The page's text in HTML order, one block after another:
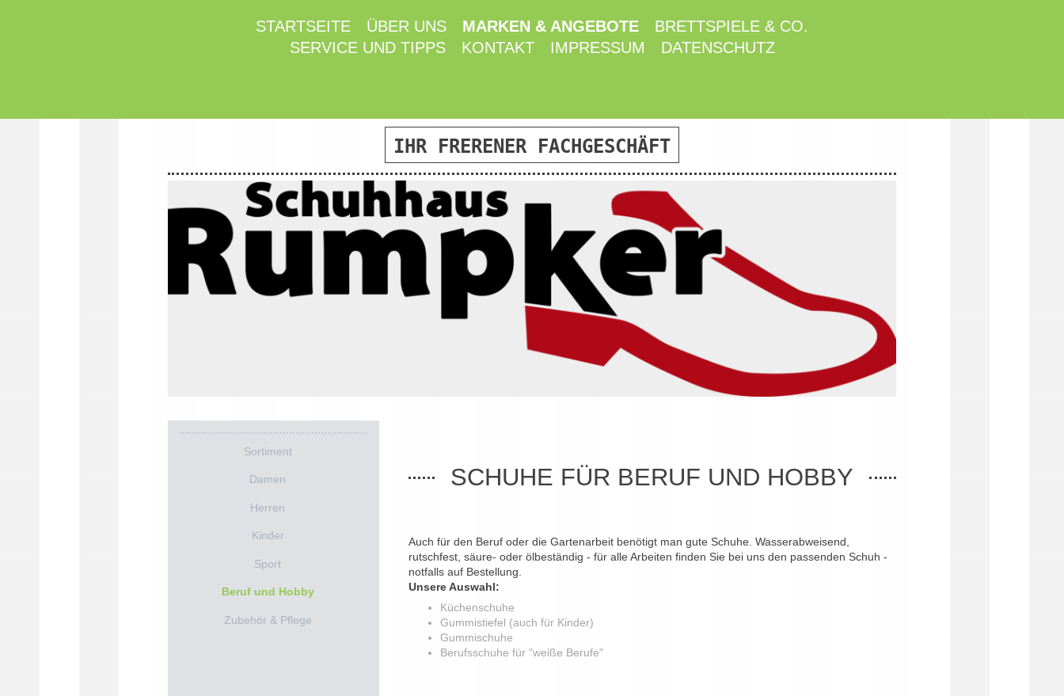
STARTSEITE ÜBER UNS MARKEN & ANGEBOTE
BRETTSPIELE & CO.
SERVICE UND TIPPS
KONTAKT IMPRESSUM DATENSCHUTZ
IHR FRERENER FACHGESCHÄFT
SCHUHE FÜR BERUF UND HOBBY
Auch für den Beruf oder die Gartenarbeit benötigt man gute Schuhe. Wasserabweisend,
rutschfest, säure- oder ölbeständig - für alle Arbeiten finden Sie bei uns den passenden Schuh -
notfalls auf Bestellung.
Unsere Auswahl:
Küchenschuhe
Gummistiefel (auch für Kinder)
Gummischuhe
Berufsschuhe für "weiße Berufe"
Sortiment
Damen
Herren
Kinder
Sport
Beruf und Hobby
Zubehör & Pflege